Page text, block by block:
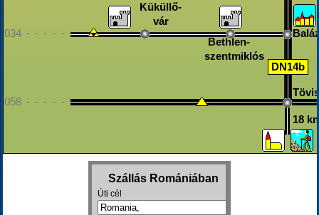
DN14b
034 - - - - - - - - - - - - - - - - - - - - - - - - - - - - - - - - -
Küküllő-
vár
Bethlen-
szentmiklós
058 - - - - - - - - - - - - - - - - - - - - - - - - - - - - - - - - -
Tövis
18